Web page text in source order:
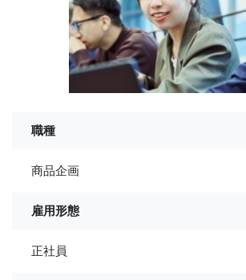
職種
商品企画
雇用形態
正社員